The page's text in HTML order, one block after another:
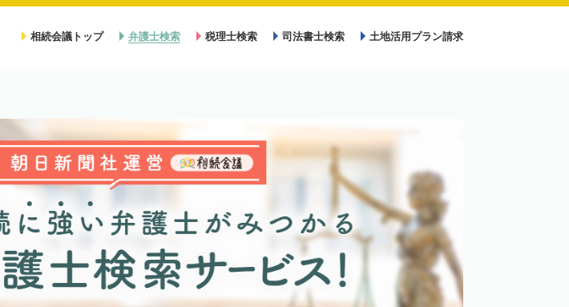
相続会議トップ 弁護士検索 税理士検索 司法書士検索 土地活用プラン請求